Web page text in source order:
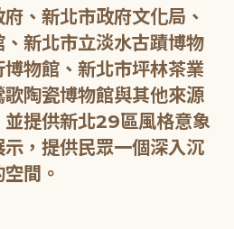
、新北市政府文化局、
新北市立淡水古蹟博物
物館、新北市坪林茶業
陶瓷博物館與其他來源
並提供新北29區風格意象
，提供民眾一個深入沉
間。